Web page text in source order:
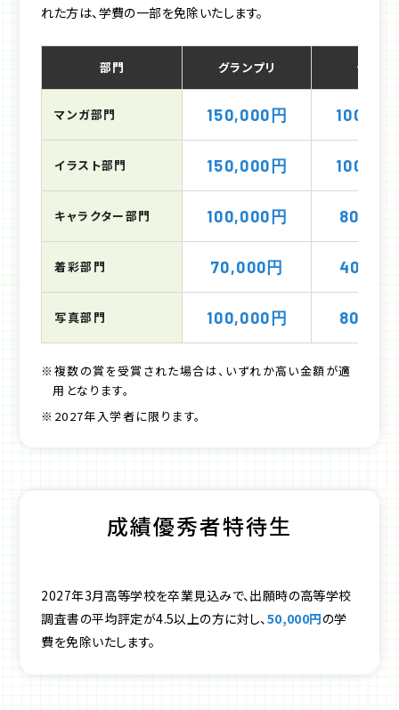
れた方は、学費の一部を免除いたします。
部門 グランプリ 優秀賞
マンガ部門 150,000円
イラスト部門 150,000円
キャラクター部門 100,000円 80,000
着彩部門 70,000円 40,000
写真部門 100,000円 80,000
※複数の賞を受賞された場合は、いずれか高い金額が適
用となります。
※2027年入学者に限ります。
成績優秀者特待生
2027年3月高等学校を卒業見込みで、出願時の高等学校
調査書の平均評定が4.5以上の方に対し、50,000円の学
費を免除いたします。